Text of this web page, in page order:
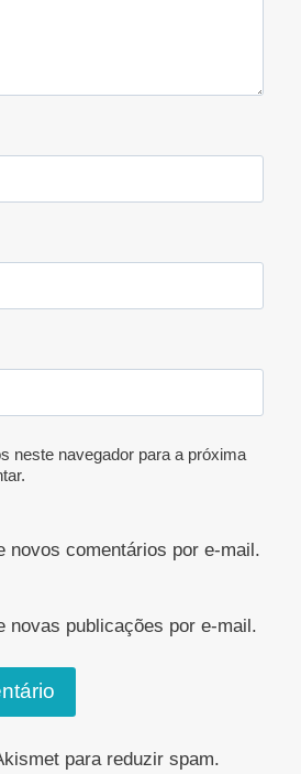
neste navegador para a próxima
novos comentários por e-mail.
novas publicações por e-mail.
para reduzir spam.